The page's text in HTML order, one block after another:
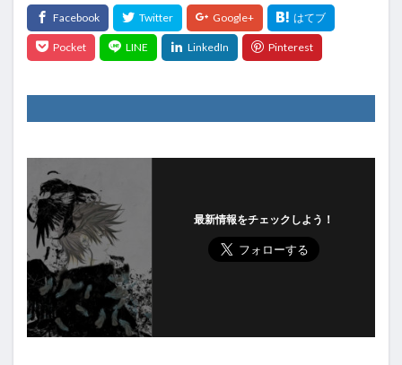
最新情報をチェックしよう！